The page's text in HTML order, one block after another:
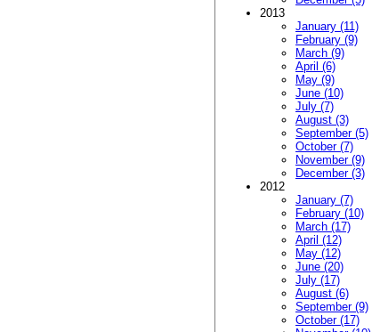
2013
January (11)
February (9)
March (9)
April (6)
May (9)
June (10)
July (7)
August (3)
September (5)
October (7)
November (9)
December (3)
2012
January (7)
February (10)
March (17)
April (12)
May (12)
June (20)
July (17)
August (6)
September (9)
October (17)